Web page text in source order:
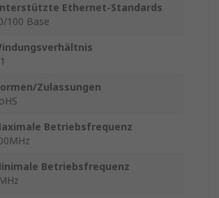
Ethernet-Standards
100 Base
Zulassungen
Betriebsfrequenz
Betriebsfrequenz